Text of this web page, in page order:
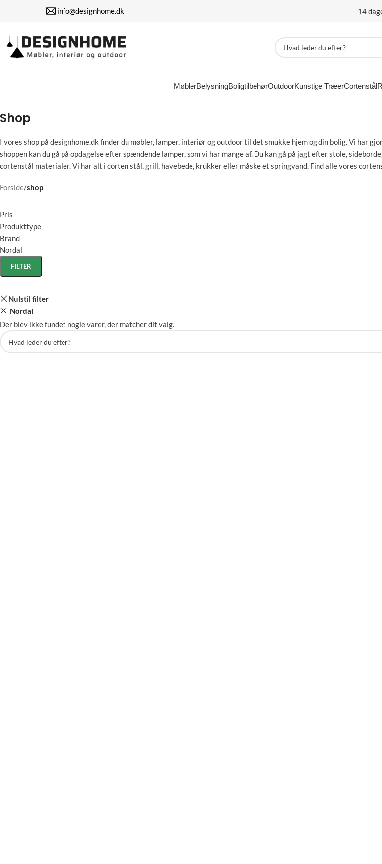
info@designhome.dk 14
MøblerBelysningBoligtilbehørOutdoorKunstige TræerCortenstål
Shop
I vores shop på designhome.dk finder du møbler, lamper, interiør og outdoor til det smukke hjem og din bolig. Vi har
shoppen kan du gå på opdagelse efter spændende lamper, som vi har mange af. Du kan gå på jagt efter stole,
cortenstål materialer. Vi har alt i corten stål, grill, havebede, krukker eller måske et springvand. Find alle vores
Forside/shop
Pris
Produkttype
Brand
Nordal
FILTER
Nulstil filter
Nordal
Der blev ikke fundet nogle varer, der matcher dit valg.